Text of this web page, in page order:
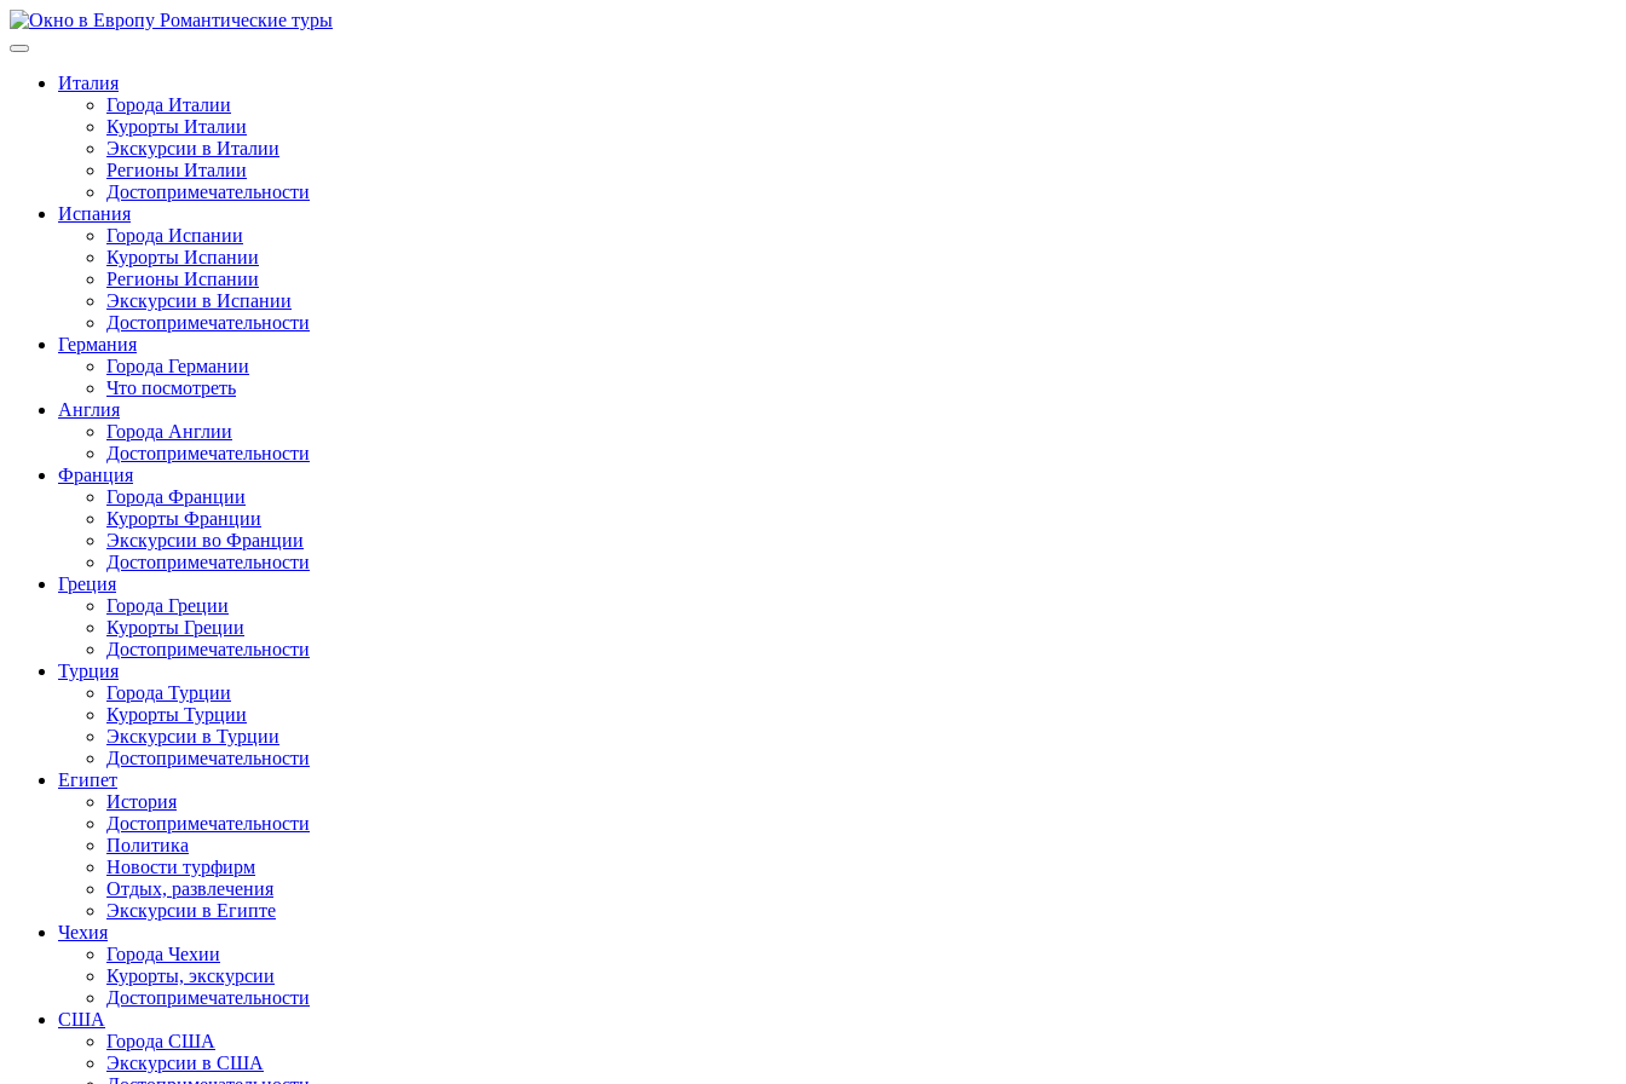
Перейти
к
Италия
Города Италии
Курорты Италии
Экскурсии в Италии
Регионы Италии
Достопримечательности
Испания
Города Испании
Курорты Испании
Регионы Испании
Экскурсии в Испании
Достопримечательности
Германия
Города Германии
Что посмотреть
Англия
Города Англии
Достопримечательности
Франция
Города Франции
Курорты Франции
Экскурсии во Франции
Достопримечательности
Греция
Города Греции
Курорты Греции
Достопримечательности
Турция
Города Турции
Курорты Турции
Экскурсии в Турции
Достопримечательности
Египет
История
Достопримечательности
Политика
Новости турфирм
Отдых, развлечения
Экскурсии в Египте
Чехия
Города Чехии
Курорты, экскурсии
Достопримечательности
США
Города США
Экскурсии в США